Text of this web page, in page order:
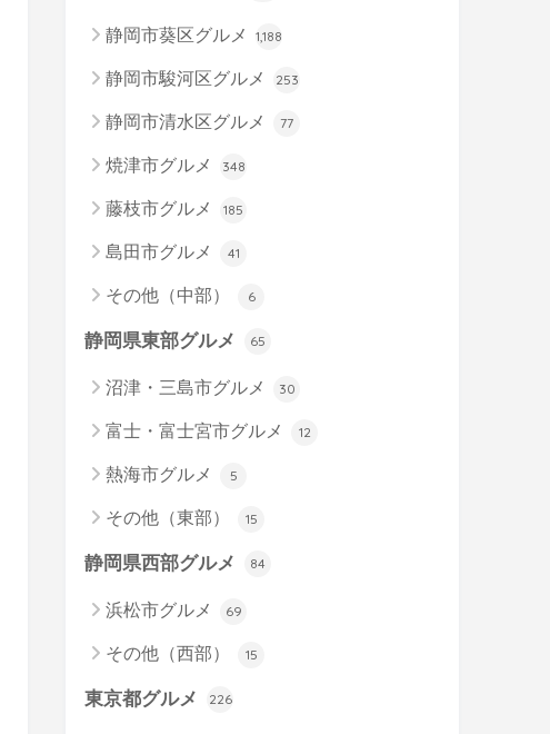
静岡市葵区グルメ 1,188
静岡市駿河区グルメ 253
静岡市清水区グルメ 77
焼津市グルメ 348
藤枝市グルメ 185
島田市グルメ 41
その他（中部） 6
静岡県東部グルメ 65
沼津・三島市グルメ 30
富士・富士宮市グルメ 12
熱海市グルメ 5
その他（東部） 15
静岡県西部グルメ 84
浜松市グルメ 69
その他（西部） 15
東京都グルメ 226